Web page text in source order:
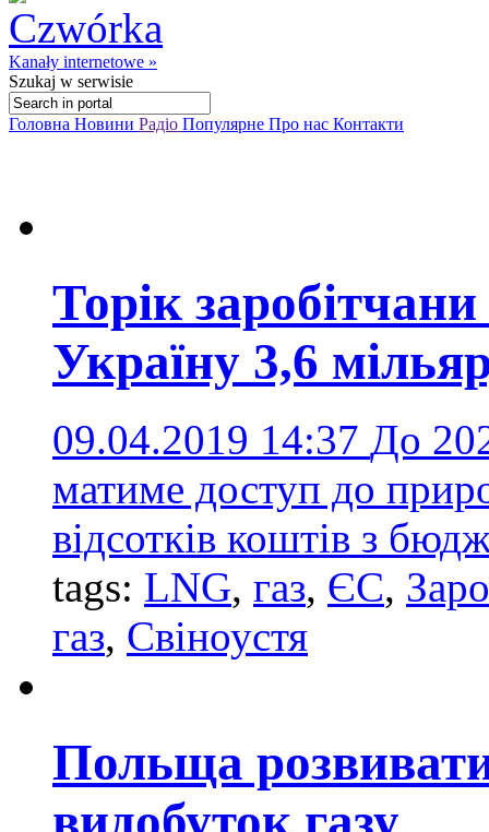
Kanały internetowe »
Szukaj w serwisie
Головна Новини Радіо Популярне Про нас Контакти
Торік
Україну 3,6
09.04.2019 14:37 До
матиме доступ до
відсотків коштів з
tags: LNG, газ, ЄС,
газ, Свіноустя
Польща